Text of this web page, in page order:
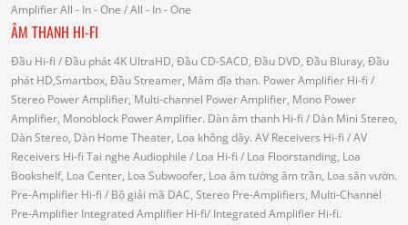
AmplifierAll - In - One / All - In - One
ÂM THANH HI-FI
Đầu Hi-fi / Đầu phát 4K UltraHD, Đầu CD-SACD, Đầu DVD, Đầu Bluray, Đầu
phát HD,Smartbox, Đầu Streamer, Mâm đĩa than. Power Amplifier Hi-fi /
Stereo Power Amplifier, Multi-channel Power Amplifier, Mono Power
Amplifier, Monoblock Power Amplifier. Dàn âm thanh Hi-fi / Dàn Mini Stereo,
Dàn Stereo, Dàn Home Theater, Loa không dây. AV Receivers Hi-fi / AV
Receivers Hi-fi Tai nghe Audiophile / Loa Hi-fi / Loa Floorstanding, Loa
Bookshelf, Loa Center, Loa Subwoofer, Loa âm tường âm trần, Loa sân vườn.
Pre-Amplifier Hi-fi / Bộ giải mã DAC, Stereo Pre-Amplifiers, Multi-Channel
Pre-Amplifier Integrated Amplifier Hi-fi/ Integrated Amplifier Hi-fi.